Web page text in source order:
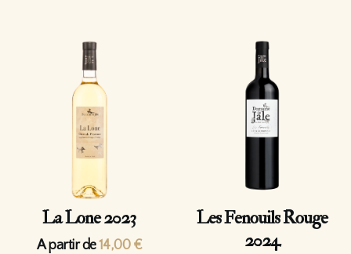
La Lone 2023
A partir de14,00 €
Les Fenouils Rouge
2024